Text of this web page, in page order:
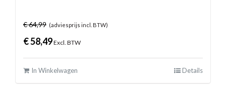
€64,99 (adviesprijs incl. BTW)
€58,49Excl. BTW
In Winkelwagen Details